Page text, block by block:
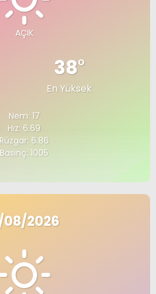
AÇIK
38°
En Yüksek
Nem: 17
Hız: 6.69
Rüzgar: 6.86
Basınç: 1005
08/2026